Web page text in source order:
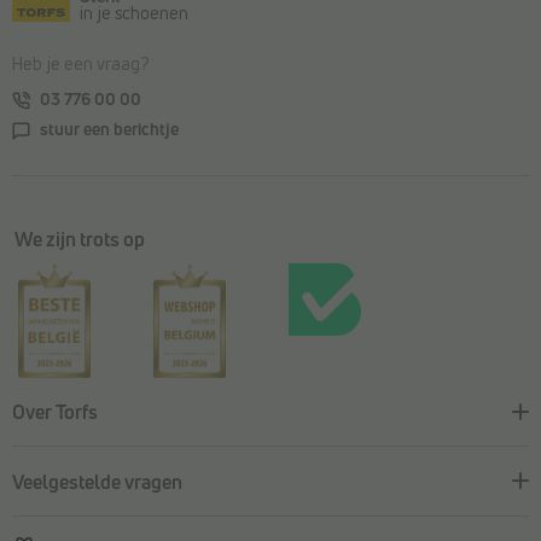
in je schoenen
Heb je een vraag?
03 776 00 00
stuur een berichtje
We zijn trots op
Over Torfs
Veelgestelde vragen